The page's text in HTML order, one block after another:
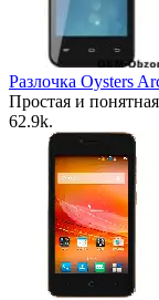
Разлочка Oysters
Простая и
62.9k.